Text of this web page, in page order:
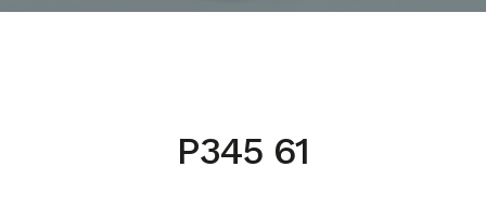
P345 61